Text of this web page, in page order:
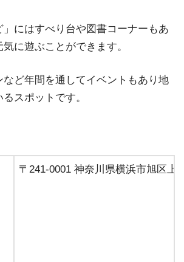
」にはすべり台や図書コーナーもあ
に遊ぶことができます。
ど年間を通してイベントもあり地
スポットです。
〒241-0001 神奈川県横浜市旭区上